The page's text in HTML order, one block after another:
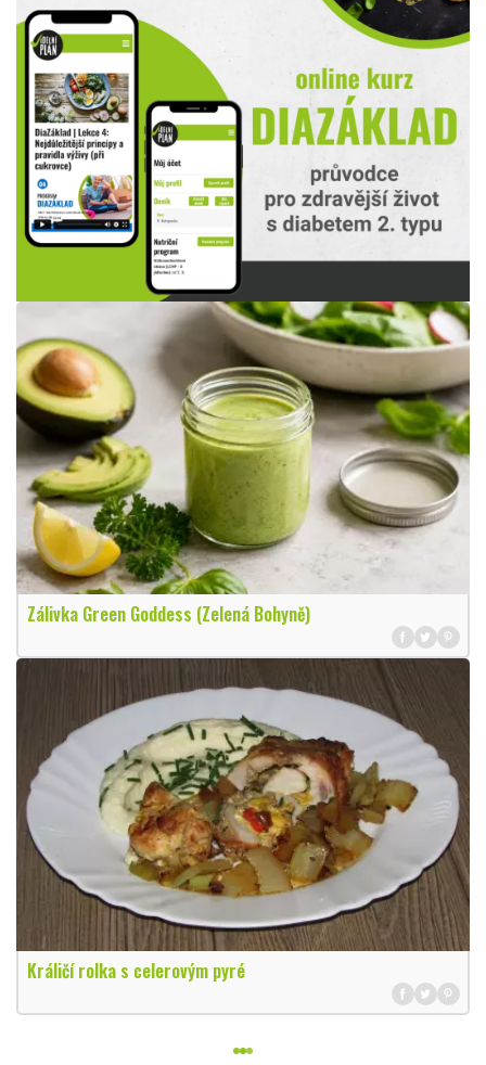
Zálivka Green Goddess (Zelená Bohyně)
Králičí rolka s celerovým pyré